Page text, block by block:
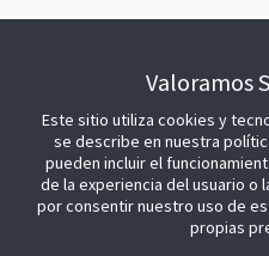
+57 316
Valoramos
Este sitio utiliza cookies y
se describe en nuestra
pueden incluir el
de la experiencia del usuario o
por consentir nuestro uso de
propias